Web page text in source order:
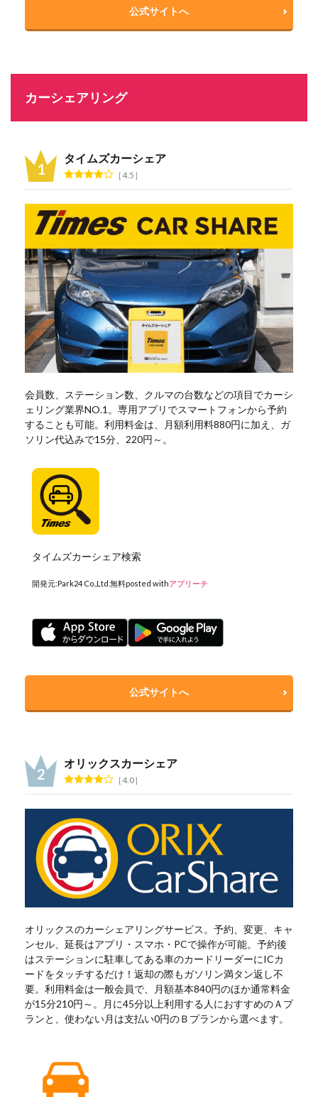
公式サイトへ
カーシェアリング
タイムズカーシェア
4.5
会員数、ステーション数、クルマの台数などの項目でカーシ
ェリング業界NO.1。専用アプリでスマートフォンから予約
することも可能。利用料金は、月額利用料880円に加え、ガ
ソリン代込みで15分、220円～。
タイムズカーシェア検索
開発元:Park24 Co.,Ltd. 無料posted withアプリーチ
公式サイトへ
オリックスカーシェア
4.0
オリックスのカーシェアリングサービス。予約、変更、キャ
ンセル、延長はアプリ・スマホ・PCで操作が可能。予約後
はステーションに駐車してある車のカードリーダーにICカ
ードをタッチするだけ！返却の際もガソリン満タン返し不
要。利用料金は一般会員で、月額基本840円のほか通常料金
が15分210円～。月に45分以上利用する人におすすめのＡプ
ランと、使わない月は支払い0円のＢプランから選べます。